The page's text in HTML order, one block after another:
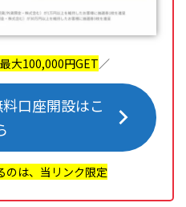
大100,000円GET／
口座開設はこ
は、当リンク限定